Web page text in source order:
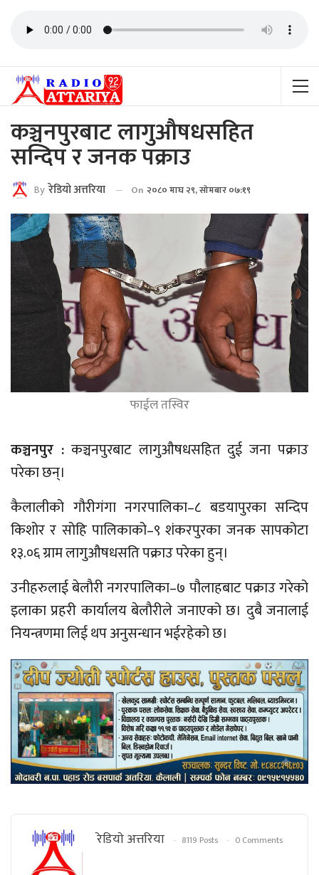
कञ्चनपुरबाट लागुऔषधसहित
सन्दिप र जनक पक्राउ
By रेडियाे अत्तरिया On २०८० माघ २९, सोमबार ०७:१९
फाईल तस्विर
कञ्चनपुर :कञ्चनपुरबाट लागुऔषधसहित दुई जना पक्राउ
परेका छन्।
कैलालीको गौरीगंगा नगरपालिका–८ बडयापुरका सन्दिप
किशोर र सोहि पालिकाको–९ शंकरपुरका जनक सापकोटा
१३.०६ ग्राम लागुऔषधसति पक्राउ परेका हुन्।
उनीहरुलाई बेलौरी नगरपालिका–७ पौलाहबाट पक्राउ गरेको
इलाका प्रहरी कार्यालय बेलौरीले जनाएको छ। दुबै जनालाई
नियन्त्रणमा लिई थप अनुसन्धान भईरहेको छ।
रेडियाे अत्तरिया 8119 Posts 0 Comments